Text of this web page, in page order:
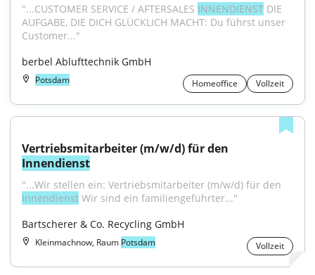
"...CUSTOMER SERVICE / AFTERSALES INNENDIENST DIE
AUFGABE, DIE DICH GLÜCKLICH MACHT: Du führst unser
Customer..."
berbel Ablufttechnik GmbH
Potsdam Homeoffice Vollzeit
Innendienst
Innendienst Wir sind ein familiengeführter..."
Bartscherer & Co. Recycling GmbH
Kleinmachnow, Raum Potsdam Vollzeit